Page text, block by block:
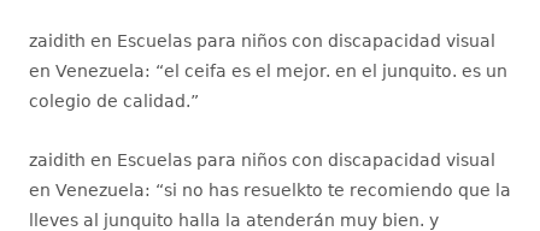
zaidith en Escuelas para niños con discapacidad visual
en Venezuela: “el ceifa es el mejor. en el junquito. es un
colegio de calidad.”
zaidith en Escuelas para niños con discapacidad visual
en Venezuela: “si no has resuelkto te recomiendo que la
lleves al junquito halla la atenderán muy bien. y